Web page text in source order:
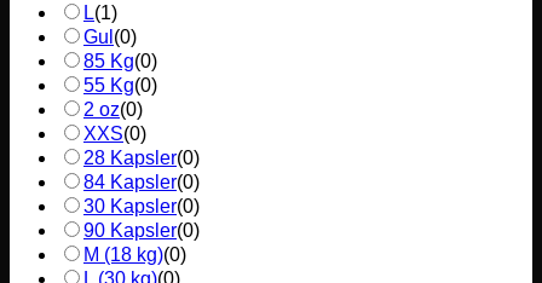
L(1)
Gul (0)
85 Kg(0)
55 Kg(0)
2 oz(0)
XXS(0)
28 Kapsler(0)
84 Kapsler(0)
30 Kapsler(0)
90 Kapsler(0)
M (18 kg)(0)
L (30 kg)(0)